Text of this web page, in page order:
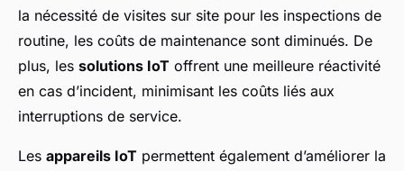
la nécessité de visites sur site pour les inspections de
routine, les coûts de maintenance sont diminués. De
plus, les solutions IoT offrent une meilleure réactivité
en cas d’incident, minimisant les coûts liés aux
interruptions de service.
Les appareils IoT permettent également d’améliorer la